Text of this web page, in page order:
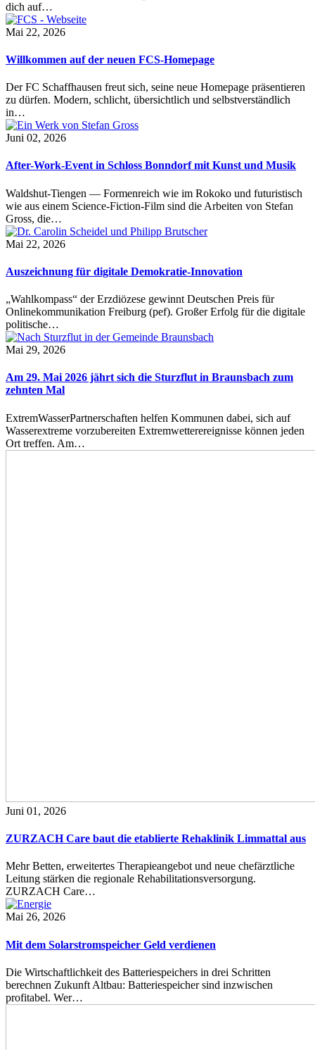
dich auf…
Mai 22, 2026
Willkommen auf der neuen FCS-Homepage
Der FC Schaffhausen freut sich, seine neue Homepage präsentieren
zu dürfen. Modern, schlicht, übersichtlich und selbstverständlich
in…
Juni 02, 2026
After-Work-Event in Schloss Bonndorf mit Kunst und Musik
Waldshut-Tiengen — Formenreich wie im Rokoko und futuristisch
wie aus einem Science-Fiction-Film sind die Arbeiten von Stefan
Gross, die…
Mai 22, 2026
Auszeichnung für digitale Demokratie-Innovation
„Wahlkompass“ der Erzdiözese gewinnt Deutschen Preis für
Onlinekommunikation Freiburg (pef). Großer Erfolg für die digitale
politische…
Mai 29, 2026
Am 29. Mai 2026 jährt sich die Sturzflut in Braunsbach zum
zehnten Mal
ExtremWasserPartnerschaften helfen Kommunen dabei, sich auf
Wasserextreme vorzubereiten Extremwetterereignisse können jeden
Ort treffen. Am…
Juni 01, 2026
ZURZACH Care baut die etablierte Rehaklinik Limmattal aus
Mehr Betten, erweitertes Therapieangebot und neue chefärztliche
Leitung stärken die regionale Rehabilitationsversorgung.
ZURZACH Care…
Mai 26, 2026
Mit dem Solarstromspeicher Geld verdienen
Die Wirtschaftlichkeit des Batteriespeichers in drei Schritten
berechnen Zukunft Altbau: Batteriespeicher sind inzwischen
profitabel. Wer…